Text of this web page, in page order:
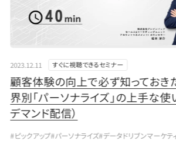
2023.12.11 すぐに視聴できるセミナー
顧客体験の向上で必ず知っておき
界別「パーソナライズ」の上手な
デマンド配信）
#ピックアップ#パーソナライズ#データドリブンマーケテ